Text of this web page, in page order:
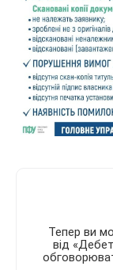
Тепер ви
від